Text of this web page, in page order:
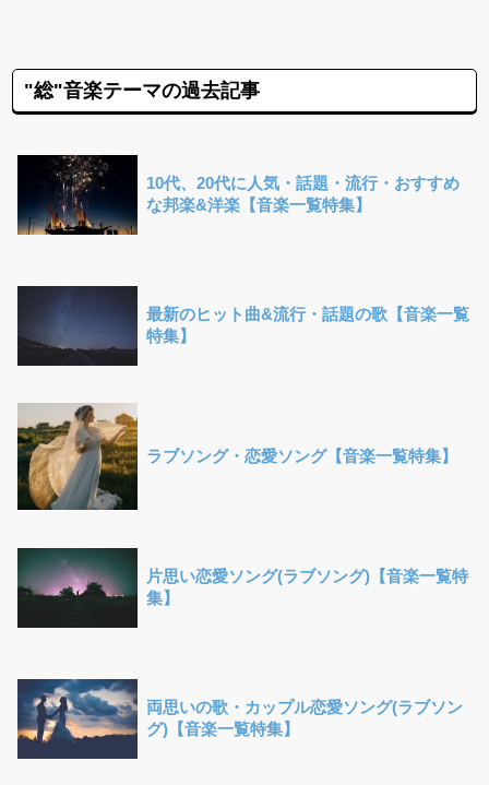
"総"音楽テーマの過去記事
10代、20代に人気・話題・流行・おすすめ
な邦楽&洋楽【音楽一覧特集】
最新のヒット曲&流行・話題の歌【音楽一覧
特集】
ラブソング・恋愛ソング【音楽一覧特集】
片思い恋愛ソング(ラブソング)【音楽一覧特
集】
両思いの歌・カップル恋愛ソング(ラブソン
グ)【音楽一覧特集】